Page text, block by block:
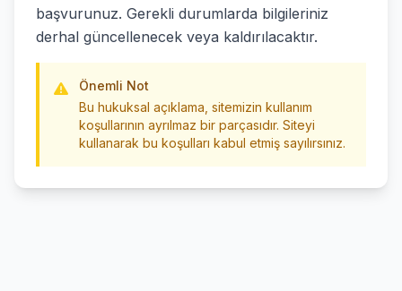
başvurunuz. Gerekli durumlarda bilgileriniz
derhal güncellenecek veya kaldırılacaktır.
Önemli Not
Bu hukuksal açıklama, sitemizin kullanım
koşullarının ayrılmaz bir parçasıdır. Siteyi
kullanarak bu koşulları kabul etmiş sayılırsınız.